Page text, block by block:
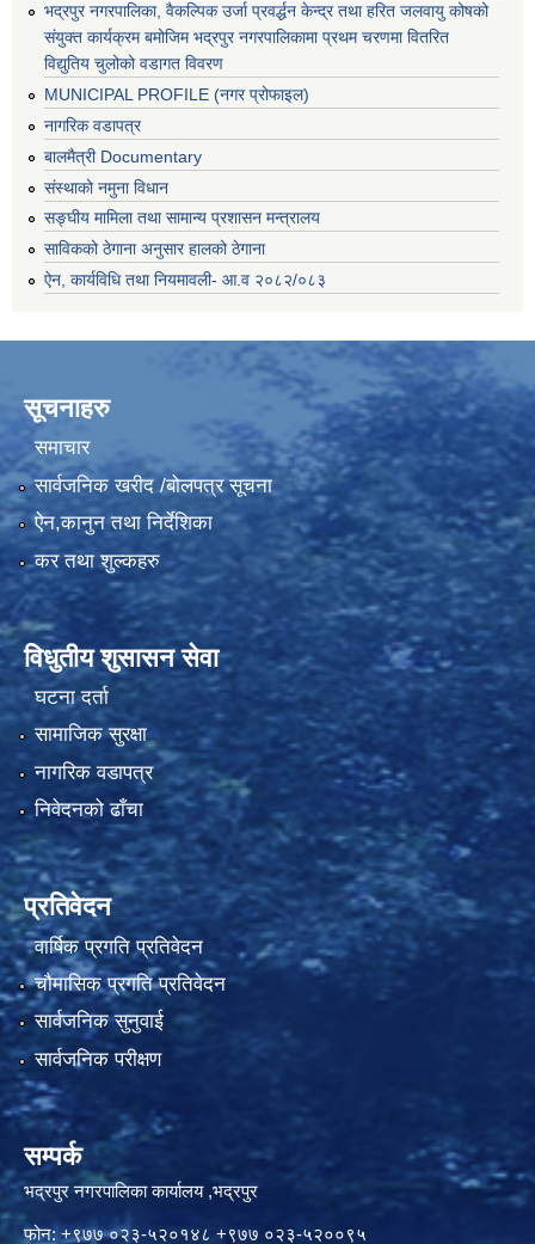
भद्रपुर नगरपालिका, वैकल्पिक उर्जा प्रवर्द्धन केन्द्र तथा हरित जलवायु कोषको
संयुक्त कार्यक्रम बमोजिम भद्रपुर नगरपालिकामा प्रथम चरणमा वितरित
विद्युतिय चुलोको वडागत विवरण
MUNICIPAL PROFILE (नगर प्रोफाइल)
नागरिक वडापत्र
बालमैत्री Documentary
संस्थाको नमुना विधान
सङ्घीय मामिला तथा सामान्य प्रशासन मन्त्रालय
साविकको ठेगाना अनुसार हालको ठेगाना
ऐन, कार्यविधि तथा नियमावली- आ.व २०८२/०८३
सूचनाहरु
समाचार
सार्वजनिक खरीद /बोलपत्र सूचना
ऐन,कानुन तथा निर्देशिका
कर तथा शुल्कहरु
विधुतीय शुसासन सेवा
घटना दर्ता
सामाजिक सुरक्षा
नागरिक वडापत्र
निवेदनको ढाँचा
प्रतिवेदन
वार्षिक प्रगति प्रतिवेदन
चौमासिक प्रगति प्रतिवेदन
सार्वजनिक सुनुवाई
सार्वजनिक परीक्षण
सम्पर्क
भद्रपुर नगरपालिका कार्यालय ,भद्रपुर
फोन: +९७७ ०२३-५२०१४८ +९७७ ०२३-५२००९५